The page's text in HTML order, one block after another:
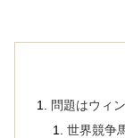
問題はウィ
世界競争